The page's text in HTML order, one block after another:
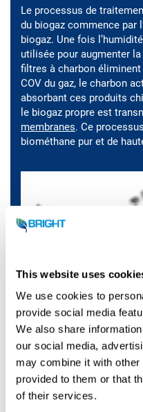
This website uses
We use cookies to
provide social media
We also share
our social media,
may combine it with other
provided to them or that
of their services.
Le processus de
du biogaz commence par
biogaz. Une fois
utilisée pour augmenter
filtres à charbon
COV du gaz, le charbon
absorbant ces produits
le biogaz propre est
membranes. Ce
biométhane pur et de